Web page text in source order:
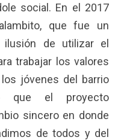
social. En el 2017
que fue un
de utilizar el
trabajar los valores
jóvenes del barrio
que el proyecto
sincero en donde
de todos y del